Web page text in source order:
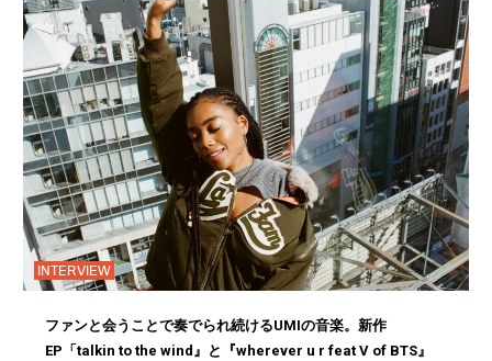
INTERVIEW
ファンと会うことで奏でられ続けるUMIの音楽。新作
EP「talkin to the wind』と『wherever u r feat V of BTS』